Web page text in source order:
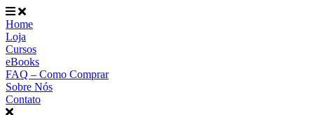
Ir
para
o
conteúdo
Home
Loja
Cursos
eBooks
FAQ – Como Comprar
Sobre Nós
Contato